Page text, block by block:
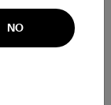
NO
Port Secure
Host-